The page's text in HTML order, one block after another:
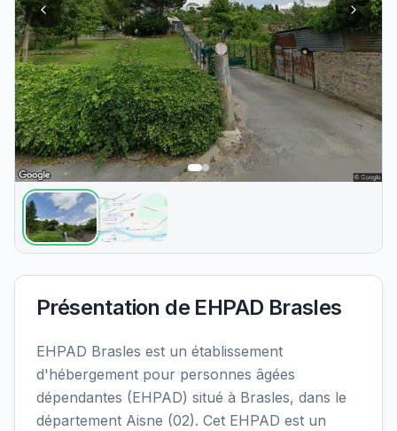
Présentation de EHPAD Brasles
EHPAD Brasles est un établissement
d'hébergement pour personnes âgées
dépendantes (EHPAD) situé à Brasles, dans le
département Aisne (02). Cet EHPAD est un